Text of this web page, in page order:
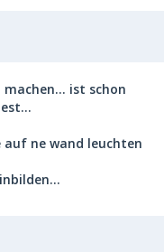
ist schon
ne wand leuchten